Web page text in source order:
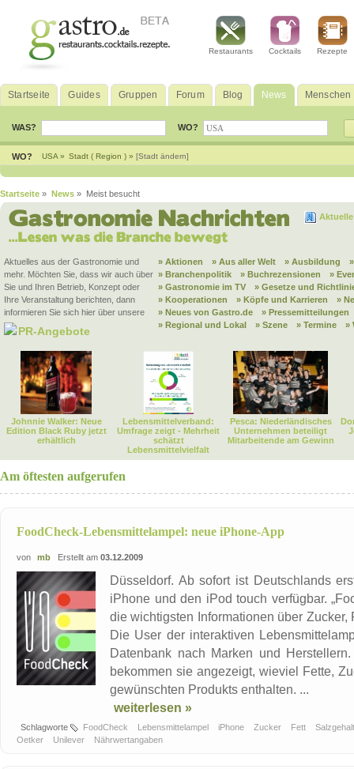
Restaurants Cocktails Rezepte
Startseite Guides Gruppen Forum Blog News Menschen
WAS? WO?
WO? USA » Stadt ( Region ) » [Stadt ändern]
Startseite » News » Meist besucht
Aktuelles aus der Gastronomie und
mehr. Möchten Sie, dass wir auch über
Sie und Ihren Betrieb, Konzept oder
Ihre Veranstaltung berichten, dann
informieren Sie sich hier über unsere
PR-Angebote
» Aktionen » Aus aller Welt » Ausbildung
» Branchenpolitik
» Buchrezensionen
»
» Gastronomie im TV
» Gesetze und
» Kooperationen
» Köpfe und Karrieren
»
» Neues von Gastro.de
» Pressemitteilungen
» Regional und Lokal
» Szene » Termine »
Johnnie Walker: Neue
Edition Black Ruby jetzt
erhältlich
Lebensmittelverband:
Umfrage zeigt - Mehrheit
schätzt
Lebensmittelvielfalt
Pesca: Niederländisches
Unternehmen beteiligt
Mitarbeitende am Gewinn
Am öftesten aufgerufen
FoodCheck-Lebensmittelampel: neue iPhone-App
von mb Erstellt am 03.12.2009
Düsseldorf. Ab sofort ist Deutschlands
iPhone und den iPod touch verfügbar.
die wichtigsten Informationen über
Die User der interaktiven
Datenbank nach Marken und
bekommen sie angezeigt, wieviel Fette,
gewünschten Produkts enthalten. ...
weiterlesen »
Schlagworte FoodCheck Lebensmittelampel iPhone Zucker Fett
Oetker
Unilever Nährwertangaben